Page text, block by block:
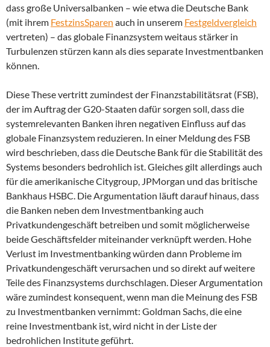
dass große Universalbanken – wie etwa die Deutsche Bank
(mit ihrem FestzinsSparen auch in unserem Festgeldvergleich
vertreten) – das globale Finanzsystem weitaus stärker in
Turbulenzen stürzen kann als dies separate Investmentbanken
können.
Diese These vertritt zumindest der Finanzstabilitätsrat (FSB),
der im Auftrag der G20-Staaten dafür sorgen soll, dass die
systemrelevanten Banken ihren negativen Einfluss auf das
globale Finanzsystem reduzieren. In einer Meldung des FSB
wird beschrieben, dass die Deutsche Bank für die Stabilität des
Systems besonders bedrohlich ist. Gleiches gilt allerdings auch
für die amerikanische Citygroup, JPMorgan und das britische
Bankhaus HSBC. Die Argumentation läuft darauf hinaus, dass
die Banken neben dem Investmentbanking auch
Privatkundengeschäft betreiben und somit möglicherweise
beide Geschäftsfelder miteinander verknüpft werden. Hohe
Verlust im Investmentbanking würden dann Probleme im
Privatkundengeschäft verursachen und so direkt auf weitere
Teile des Finanzsystems durchschlagen. Dieser Argumentation
wäre zumindest konsequent, wenn man die Meinung des FSB
zu Investmentbanken vernimmt: Goldman Sachs, die eine
reine Investmentbank ist, wird nicht in der Liste der
bedrohlichen Institute geführt.